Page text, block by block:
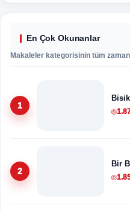
En Çok Okunanlar
Makaleler kategorisinin tüm
1
2
Bir